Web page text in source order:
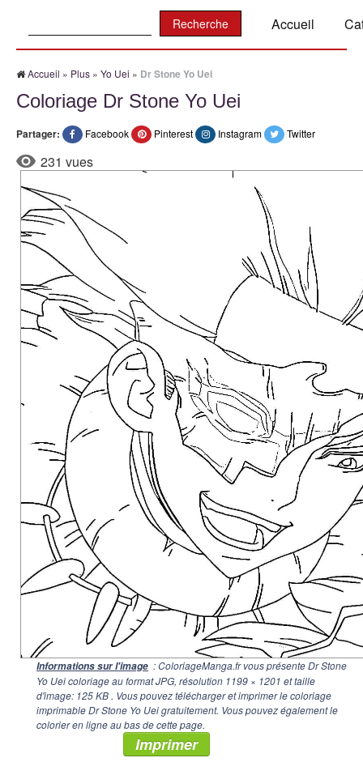
Accueil
Accueil » Plus » Yo Uei » Dr Stone Yo Uei
Coloriage Dr Stone Yo Uei
Partager: Facebook Pinterest Instagram Twitter
231 vues
Informations sur l'image : ColoriageManga.fr vous présente Dr Stone
Yo Uei coloriage au format JPG, résolution 1199 × 1201 et taille
d'image: 125 KB . Vous pouvez télécharger et imprimer le coloriage
imprimable Dr Stone Yo Uei gratuitement. Vous pouvez également le
colorier en ligne au bas de cette page.
Imprimer